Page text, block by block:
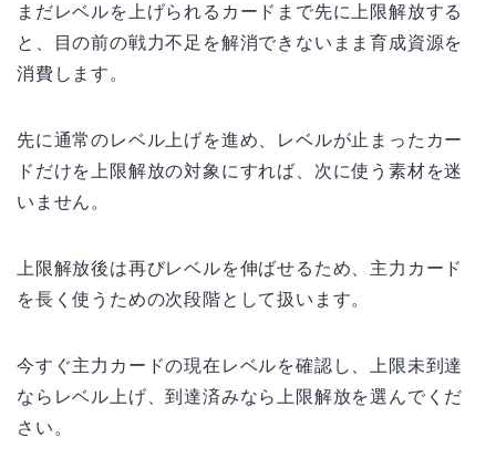
まだレベルを上げられるカードまで先に上限解放する
と、目の前の戦力不足を解消できないまま育成資源を
消費します。
先に通常のレベル上げを進め、レベルが止まったカー
ドだけを上限解放の対象にすれば、次に使う素材を迷
いません。
上限解放後は再びレベルを伸ばせるため、主力カード
を長く使うための次段階として扱います。
今すぐ主力カードの現在レベルを確認し、上限未到達
ならレベル上げ、到達済みなら上限解放を選んでくだ
さい。